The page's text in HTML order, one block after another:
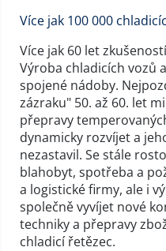
Více jak 100 000
Více jak 60 let
Výroba chladicích vozů
spojené nádoby.
zázraku" 50. až 60. let
přepravy
dynamicky rozvíjet a
nezastavil. Se stále
blahobyt, spotřeba a
a logistické firmy, ale i
společně vyvíjet nové
techniky a přepravy
chladicí řetězec.